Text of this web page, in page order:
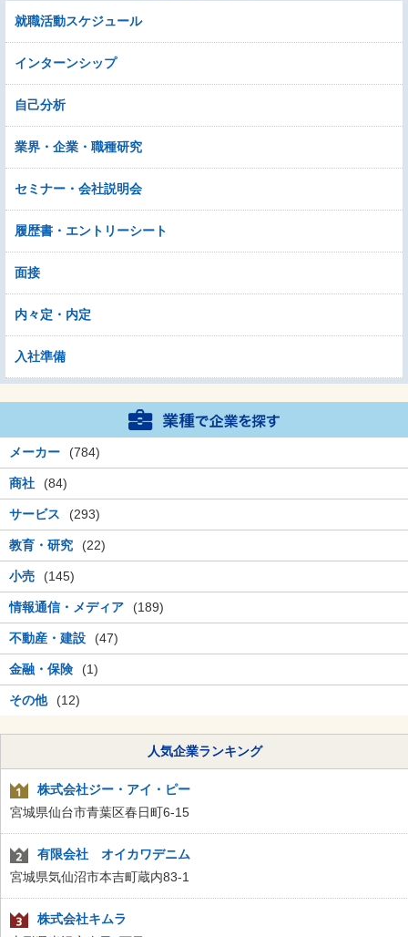
就職活動スケジュール
インターンシップ
自己分析
業界・企業・職種研究
セミナー・会社説明会
履歴書・エントリーシート
面接
内々定・内定
入社準備
メーカー (784)
商社 (84)
サービス (293)
教育・研究 (22)
小売 (145)
情報通信・メディア (189)
不動産・建設 (47)
金融・保険 (1)
その他 (12)
人気企業ランキング
株式会社ジー・アイ・ピー
宮城県仙台市青葉区春日町6-15
有限会社 オイカワデニム
宮城県気仙沼市本吉町蔵内83-1
株式会社キムラ